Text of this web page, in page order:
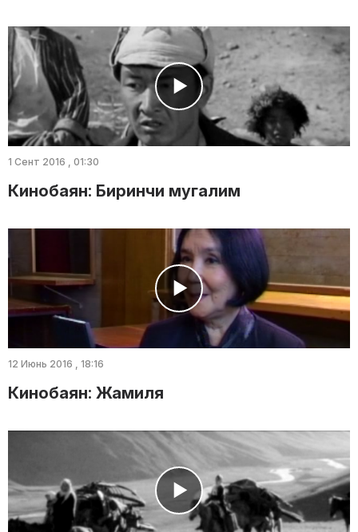
1 Сент 2016 , 01:30
Кинобаян: Биринчи мугалим
12 Июнь 2016 , 18:16
Кинобаян: Жамиля